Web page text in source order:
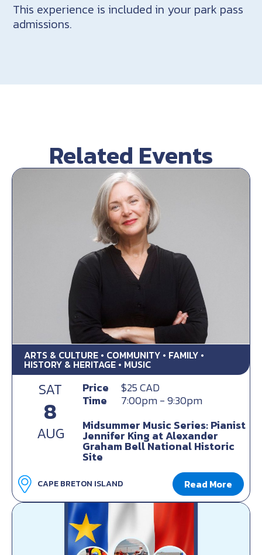
This experience is included in your park pass
admissions.
Related Events
ARTS & CULTURE • COMMUNITY • FAMILY •
HISTORY & HERITAGE • MUSIC
SAT
8
AUG
Price
$25 CAD
Time
7:00pm - 9:30pm
Midsummer Music Series: Pianist
Jennifer King at Alexander
Graham Bell National Historic
Site
CAPE BRETON ISLAND Read More